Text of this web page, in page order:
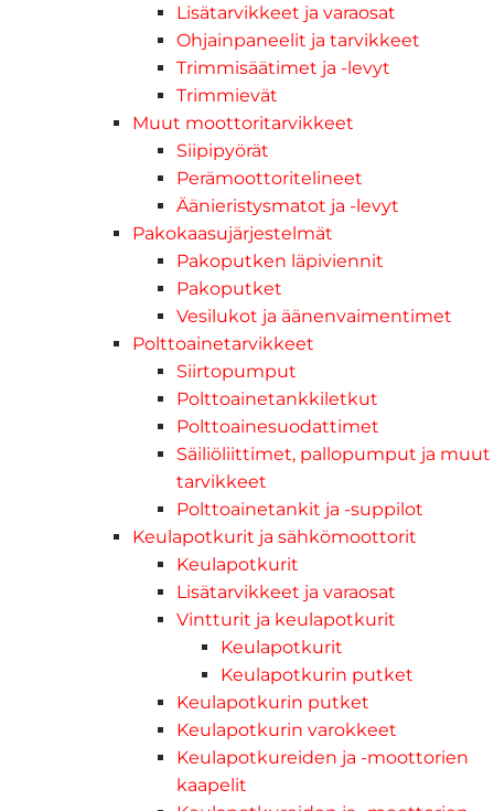
Lisätarvikkeet ja varaosat
Ohjainpaneelit ja tarvikkeet
Trimmisäätimet ja -levyt
Trimmievät
Muut moottoritarvikkeet
Siipipyörät
Perämoottoritelineet
Äänieristysmatot ja -levyt
Pakokaasujärjestelmät
Pakoputken läpiviennit
Pakoputket
Vesilukot ja äänenvaimentimet
Polttoainetarvikkeet
Siirtopumput
Polttoainetankkiletkut
Polttoainesuodattimet
Säiliöliittimet, pallopumput ja muut
tarvikkeet
Polttoainetankit ja -suppilot
Keulapotkurit ja sähkömoottorit
Keulapotkurit
Lisätarvikkeet ja varaosat
Vintturit ja keulapotkurit
Keulapotkurit
Keulapotkurin putket
Keulapotkurin putket
Keulapotkurin varokkeet
Keulapotkureiden ja -moottorien
kaapelit